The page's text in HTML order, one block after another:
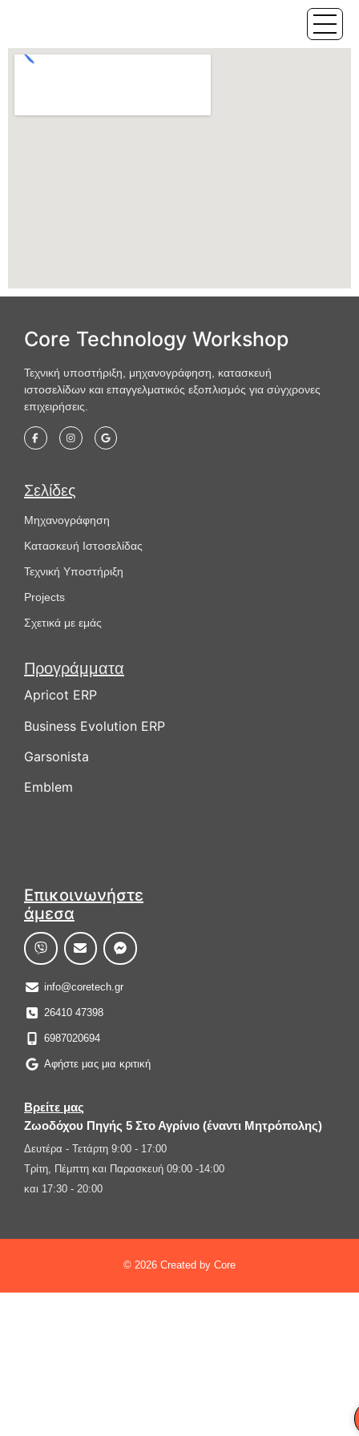
Core Technology Workshop
Τεχνική υποστήριξη, μηχανογράφηση, κατασκευή
ιστοσελίδων και επαγγελματικός εξοπλισμός για σύγχρονες
επιχειρήσεις.
Σελίδες
Μηχανογράφηση
Κατασκευή Ιστοσελίδας
Τεχνική Υποστήριξη
Projects
Σχετικά με εμάς
Προγράμματα
Apricot ERP
Business Evolution ERP
Garsonista
Emblem
Επικοινωνήστε
άμεσα
info@coretech.gr
26410 47398
6987020694
Αφήστε μας μια κριτική
Βρείτε μας
Ζωοδόχου Πηγής 5 Στο Αγρίνιο (έναντι Μητρόπολης)
Δευτέρα - Τετάρτη 9:00 - 17:00
Τρίτη, Πέμπτη και Παρασκευή 09:00 -14:00
και 17:30 - 20:00
© 2026 Created by Core